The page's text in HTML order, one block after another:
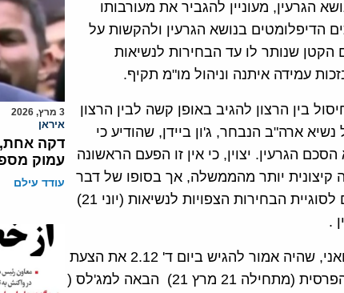
הגרעין, מעוניין להגביר את מעורבותו
הדיפלומטים בנושא הגרעין ולהקשות על
הקטן שנותר לו עד הבחירות לנשיאות
עמידה איתנה וניהול מו"מ תקיף.
בין הרצון להגיב באופן קשה לבין הרצון
ארה"ב הנבחר, ג'ון ביידן, שהודיע כי
הגרעין. יצוין, כי אין זו הפעם הראשונה
יותר מהממשלה, אך בסופו של דבר
מנהיג איראן הוא הקובע את מדיניות איראן בנושא הגרעין. גם לסוגיית הבחירות הצפויות לנשיאות (יוני 21)
.
הנשיא, חסן רוחאני, שהיה אמור להגיש ביום ד' 2.12 את הצעת
התקציב לשנה הפרסית (מתחילה 21 מרץ 21) הבאה למג'לס (
3 מרץ, 2026
איראן
דקה אחת,
עמוק
עודד עילם